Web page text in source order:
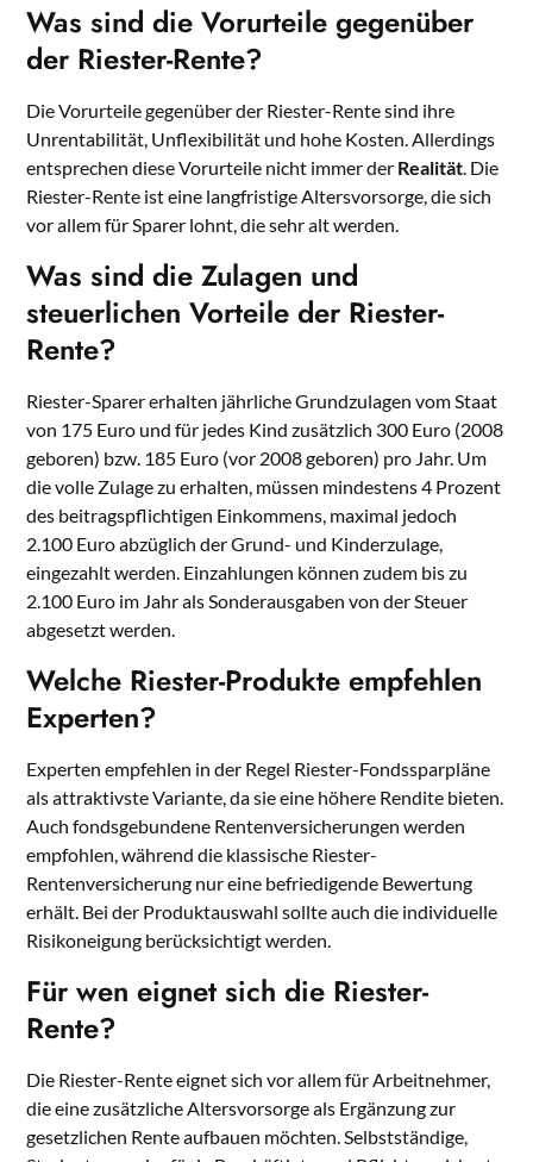
Was sind die Vorurteile gegenüber
der Riester-Rente?
Die Vorurteile gegenüber der Riester-Rente sind ihre
Unrentabilität, Unflexibilität und hohe Kosten. Allerdings
entsprechen diese Vorurteile nicht immer der Realität. Die
Riester-Rente ist eine langfristige Altersvorsorge, die sich
vor allem für Sparer lohnt, die sehr alt werden.
Was sind die Zulagen und
steuerlichen Vorteile der Riester-
Rente?
Riester-Sparer erhalten jährliche Grundzulagen vom Staat
von 175 Euro und für jedes Kind zusätzlich 300 Euro (2008
geboren) bzw. 185 Euro (vor 2008 geboren) pro Jahr. Um
die volle Zulage zu erhalten, müssen mindestens 4 Prozent
des beitragspflichtigen Einkommens, maximal jedoch
2.100 Euro abzüglich der Grund- und Kinderzulage,
eingezahlt werden. Einzahlungen können zudem bis zu
2.100 Euro im Jahr als Sonderausgaben von der Steuer
abgesetzt werden.
Welche Riester-Produkte empfehlen
Experten?
Experten empfehlen in der Regel Riester-Fondssparpläne
als attraktivste Variante, da sie eine höhere Rendite bieten.
Auch fondsgebundene Rentenversicherungen werden
empfohlen, während die klassische Riester-
Rentenversicherung nur eine befriedigende Bewertung
erhält. Bei der Produktauswahl sollte auch die individuelle
Risikoneigung berücksichtigt werden.
Für wen eignet sich die Riester-
Rente?
Die Riester-Rente eignet sich vor allem für Arbeitnehmer,
die eine zusätzliche Altersvorsorge als Ergänzung zur
gesetzlichen Rente aufbauen möchten. Selbstständige,